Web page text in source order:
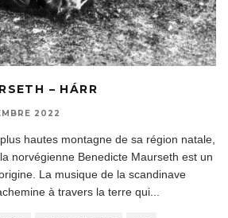
– HÁRR
2022
hautes montagne de sa région natale,
norvégienne Benedicte Maurseth est un
La musique de la scandinave
à travers la terre qui